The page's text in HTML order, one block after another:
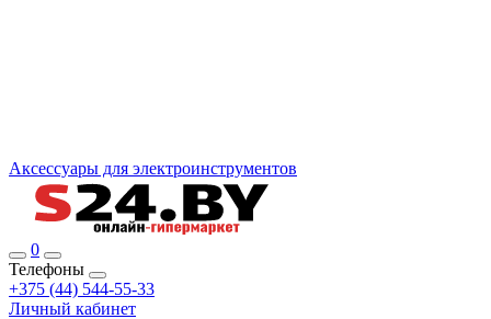
Аксессуары для электроинструментов
0
Телефоны
+375 (44) 544-55-33
Личный кабинет